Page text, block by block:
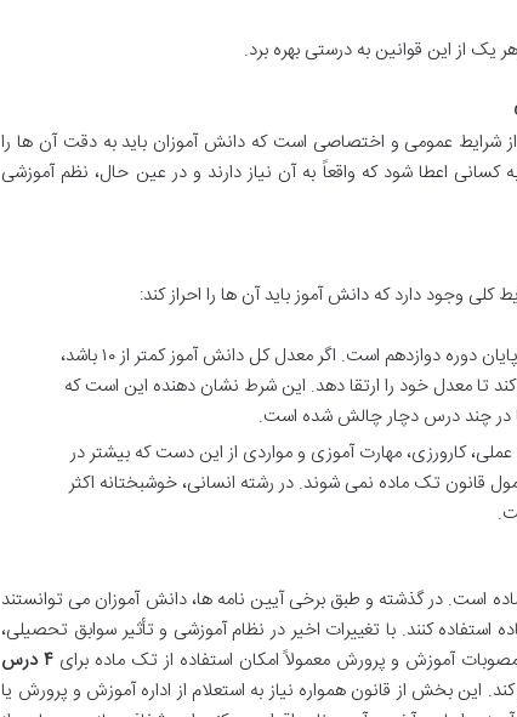
یک از این قوانین به درستی بهره برد.
از شرایط عمومی و اختصاصی است که دانش آموزان باید به دقت آن ها را
اعطا شود که واقعاً به آن نیاز دارند و در عین حال، نظم آموزشی
وجود دارد که دانش آموز باید آن ها را احراز کند:
مهم ترین شرط، کسب حداقل معدل کل ۱۰ در پایان دوره دوازدهم است. اگر معدل کل دانش آموز کمتر از ۱۰ باشد،
تا معدل خود را ارتقا دهد. این شرط نشان دهنده این است که
در چند درس دچار چالش شده است.
کارورزی، مهارت آموزی و مواردی از این دست که بیشتر در
قانون تک ماده نمی شوند. در رشته انسانی، خوشبختانه اکثر
است. در گذشته و طبق برخی آیین نامه ها، دانش آموزان می توانستند
غیرنهایی (جمعاً ۴ درس) از تک ماده استفاده کنند. با تغییرات اخیر در نظام آموزشی و تأثیر سوابق تحصیلی،
آموزش و پرورش معمولاً امکان استفاده از تک ماده برای ۴ درس
این بخش از قانون همواره نیاز به استعلام از اداره آموزش و پرورش یا